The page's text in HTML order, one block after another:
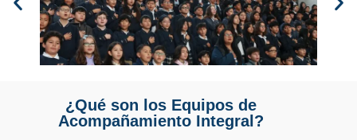
¿Qué son los Equipos de
Acompañamiento Integral?